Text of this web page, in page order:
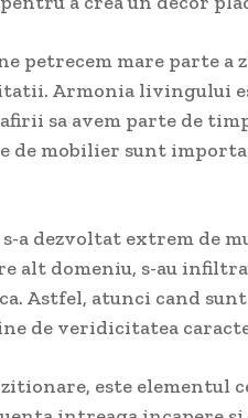
petrecem mare parte a
Armonia livingului
sa avem parte de
de mobilier sunt
a dezvoltat extrem de
alt domeniu, s-au
Astfel, atunci cand
de veridicitatea
este